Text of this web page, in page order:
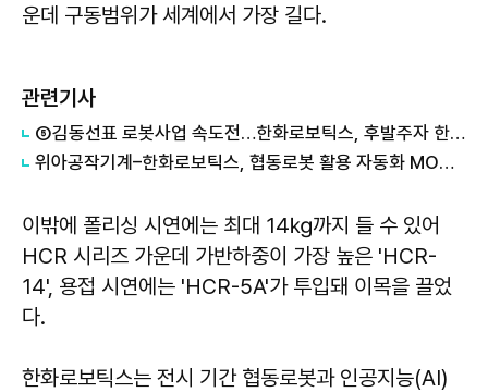
운데 구동범위가 세계에서 가장 길다.
관련기사
⑤김동선표 로봇사업 속도전…한화로보틱스, 후발주자 한계 넘을까
위아공작기계–한화로보틱스, 협동로봇 활용 자동화 MOU 체결
이밖에 폴리싱 시연에는 최대 14㎏까지 들 수 있어
HCR 시리즈 가운데 가반하중이 가장 높은 'HCR-
14', 용접 시연에는 'HCR-5A'가 투입돼 이목을 끌었
다.
한화로보틱스는 전시 기간 협동로봇과 인공지능(AI)